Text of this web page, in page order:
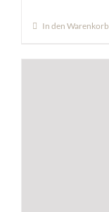
In den Warenkorb